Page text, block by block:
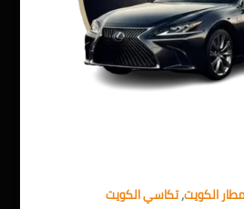
الكويت,تكاسي الكويت